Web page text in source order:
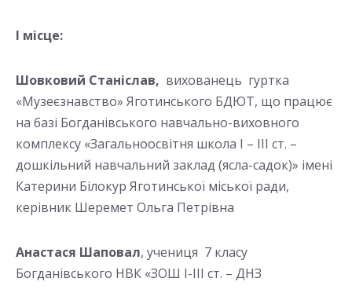
І місце:
Шовковий Станіслав, вихованець гуртка
«Музеєзнавство» Яготинського БДЮТ, що працює
на базі Богданівського навчально-виховного
комплексу «Загальноосвітня школа І – ІІІ ст. –
дошкільний навчальний заклад (ясла-садок)» імені
Катерини Білокур Яготинської міської ради,
керівник Шеремет Ольга Петрівна
Анастася Шаповал, учениця 7 класу
Богданівського НВК «ЗОШ І-ІІІ ст. – ДНЗ